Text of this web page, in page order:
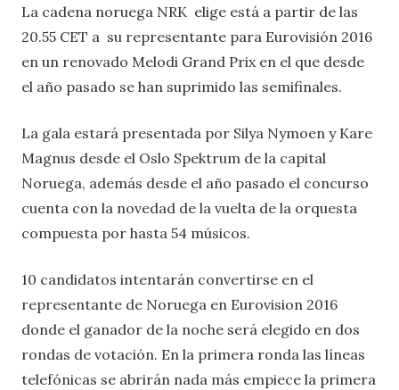
La cadena noruega NRK elige está a partir de las
20.55 CET a su representante para Eurovisión 2016
en un renovado Melodi Grand Prix en el que desde
el año pasado se han suprimido las semifinales.
La gala estará presentada por Silya Nymoen y Kare
Magnus desde el Oslo Spektrum de la capital
Noruega, además desde el año pasado el concurso
cuenta con la novedad de la vuelta de la orquesta
compuesta por hasta 54 músicos.
10 candidatos intentarán convertirse en el
representante de Noruega en Eurovision 2016
donde el ganador de la noche será elegido en dos
rondas de votación. En la primera ronda las líneas
telefónicas se abrirán nada más empiece la primera